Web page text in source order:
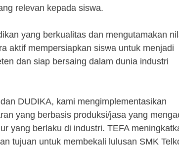
relevan kepada siswa.
yang berkualitas dan mengutamakan
aktif mempersiapkan siswa untuk menjadi
dan siap bersaing dalam dunia industri
DUDIKA, kami mengimplementasikan
yang berbasis produksi/jasa yang
yang berlaku di industri. TEFA
tujuan untuk membekali lulusan SMK